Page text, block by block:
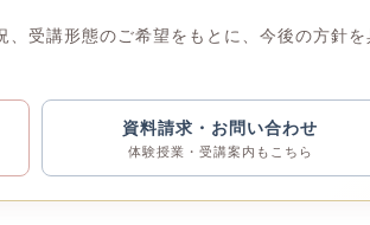
受講形態のご希望をもとに、今後の方針
資料請求・お問い合わせ
体験授業・受講案内もこちら